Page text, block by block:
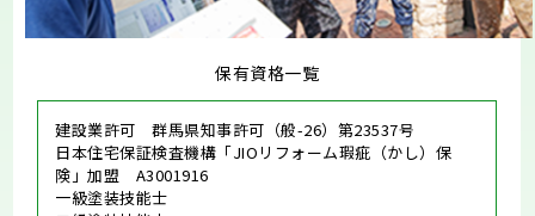
保有資格一覧
建設業許可 群馬県知事許可（般-26）第23537号
日本住宅保証検査機構「JIOリフォーム瑕疵（かし）保
険」加盟 A3001916
一級塗装技能士